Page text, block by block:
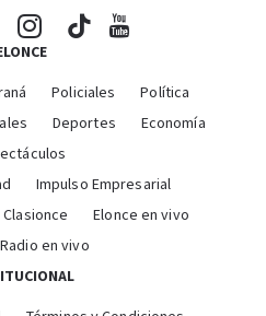
Policiales
Política
Deportes
Economía
Impulso Empresarial
Clasionce
Elonce en vivo
en vivo